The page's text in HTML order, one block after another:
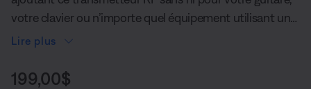
votre clavier ou n’importe quel équipement utilisant une
connexion 6 mm (1/4 "). Il suffit de le brancher, et
sans fil S1 Pro+.
Lire plus
Prix :
199,00$